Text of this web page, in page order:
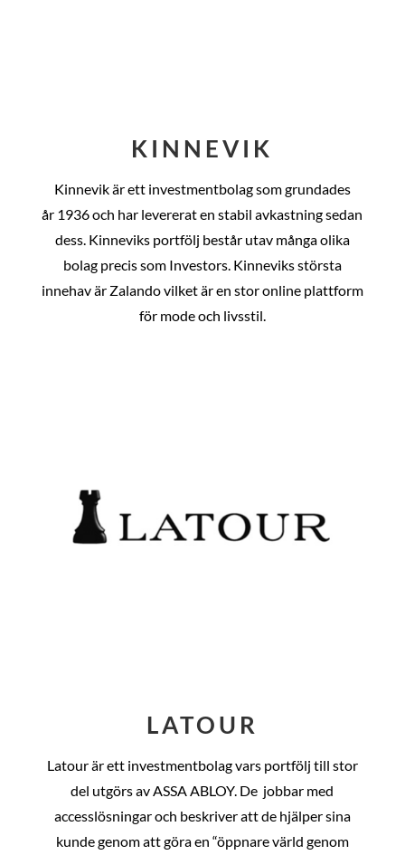
KINNEVIK
Kinnevik är ett investmentbolag som grundades
år 1936 och har levererat en stabil avkastning sedan
dess. Kinneviks portfölj består utav många olika
bolag precis som Investors. Kinneviks största
innehav är Zalando vilket är en stor online plattform
för mode och livsstil.
LATOUR
Latour är ett investmentbolag vars portfölj till stor
del utgörs av ASSA ABLOY. De jobbar med
accesslösningar och beskriver att de hjälper sina
kunde genom att göra en “öppnare värld genom